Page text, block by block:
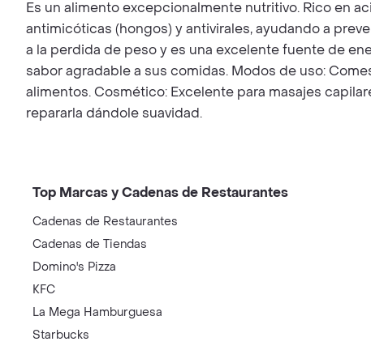
Es un alimento excepcionalmente nutritivo. Rico en
antimicóticas (hongos) y antivirales, ayudando a
a la perdida de peso y es una excelente fuente de
sabor agradable a sus comidas. Modos de uso:
alimentos. Cosmético: Excelente para masajes
repararla dándole suavidad.
Top Marcas y Cadenas de Restaurantes
Cadenas de Restaurantes
Cadenas de Tiendas
Domino's Pizza
KFC
La Mega Hamburguesa
Starbucks